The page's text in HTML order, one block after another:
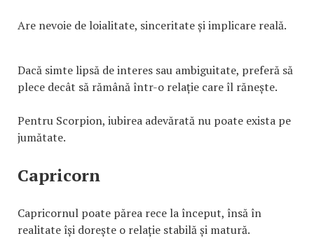
Are nevoie de loialitate, sinceritate și implicare reală.
Dacă simte lipsă de interes sau ambiguitate, preferă să
plece decât să rămână într-o relație care îl rănește.
Pentru Scorpion, iubirea adevărată nu poate exista pe
jumătate.
Capricorn
Capricornul poate părea rece la început, însă în
realitate își dorește o relație stabilă și matură.